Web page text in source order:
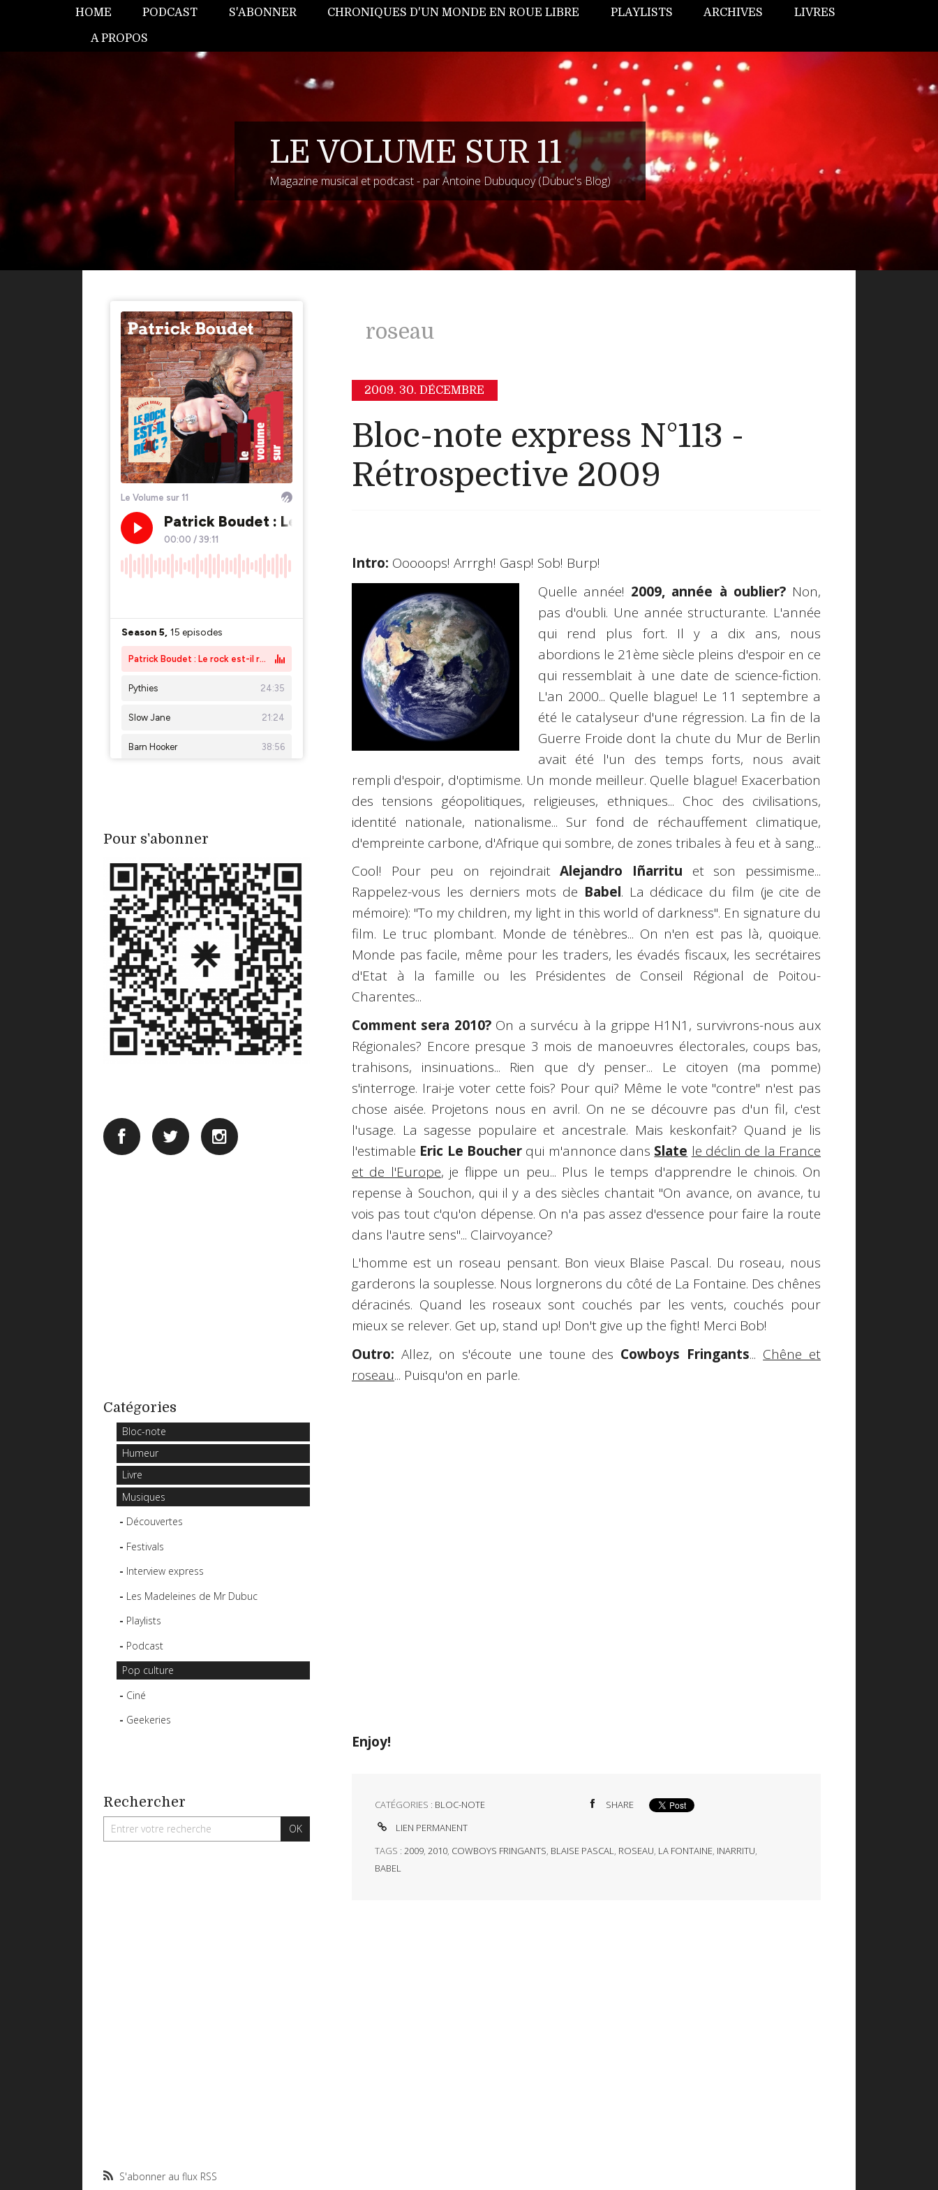
HOME PODCAST S'ABONNER CHRONIQUES D'UN MONDE EN ROUE LIBRE PLAYLISTS ARCHIVES LIVRES
A PROPOS
LE VOLUME SUR 11
Magazine musical et podcast - par Antoine Dubuquoy (Dubuc's Blog)
Pour s'abonner
Catégories
Bloc-note
Humeur
Livre
Musiques
Découvertes
Festivals
Interview express
Les Madeleines de Mr Dubuc
Playlists
Podcast
Pop culture
Ciné
Geekeries
Rechercher
S'abonner au flux RSS
roseau
2009. 30. DÉCEMBRE
Bloc-note express N°113 -
Rétrospective 2009
Intro: Ooooops! Arrrgh! Gasp! Sob! Burp!
Quelle année! 2009, année à oublier?Non,
pas d'oubli. Une année structurante. L'année
qui rend plus fort. Il y a dix ans, nous
abordions le 21ème siècle pleins d'espoir en ce
qui ressemblait à une date de science-fiction.
L'an 2000... Quelle blague! Le 11 septembre a
été le catalyseur d'une régression. La fin de la
Guerre Froide dont la chute du Mur de Berlin
avait été l'un des temps forts, nous avait
rempli d'espoir, d'optimisme. Un monde meilleur. Quelle blague! Exacerbation
des tensions géopolitiques, religieuses, ethniques... Choc des civilisations,
identité nationale, nationalisme... Sur fond de réchauffement climatique,
d'empreinte carbone, d'Afrique qui sombre, de zones tribales à feu et à sang...
Cool! Pour peu on rejoindraitAlejandro Iñarritu et son pessimisme...
Rappelez-vous les derniers mots de Babel. La dédicace du film (je cite de
mémoire): "To my children, my light in this world of darkness". En signature du
film. Le truc plombant. Monde de ténèbres... On n'en est pas là, quoique.
Monde pas facile, même pour les traders, les évadés fiscaux, les secrétaires
d'Etat à la famille ou les Présidentes de Conseil Régional de Poitou-
Charentes...
Comment sera 2010?On a survécu à la grippe H1N1, survivrons-nous aux
Régionales? Encore presque 3 mois de manoeuvres électorales, coups bas,
trahisons, insinuations... Rien que d'y penser... Le citoyen (ma pomme)
s'interroge. Irai-je voter cette fois? Pour qui? Même le vote "contre" n'est pas
chose aisée. Projetons nous en avril. On ne se découvre pas d'un fil, c'est
l'usage. La sagesse populaire et ancestrale. Mais keskonfait? Quand je lis
l'estimable Eric Le Boucher qui m'annonce dans Slate le déclin de la France
et de l'Europe, je flippe un peu... Plus le temps d'apprendre le chinois. On
repense à Souchon, qui il y a des siècles chantait "On avance, on avance, tu
vois pas tout c'qu'on dépense. On n'a pas assez d'essence pour faire la route
dans l'autre sens"... Clairvoyance?
L'homme est un roseau pensant. Bon vieux Blaise Pascal. Du roseau, nous
garderons la souplesse. Nous lorgnerons du côté de La Fontaine. Des chênes
déracinés. Quand les roseaux sont couchés par les vents, couchés pour
mieux se relever. Get up, stand up! Don't give up the fight! Merci Bob!
Outro: Allez, on s'écoute une toune des Cowboys Fringants... Chêne et
roseau... Puisqu'on en parle.
Enjoy!
CATÉGORIES : BLOC-NOTE
SHARE
LIEN PERMANENT
TAGS : 2009, 2010, COWBOYS FRINGANTS, BLAISE PASCAL, ROSEAU, LA FONTAINE, INARRITU,
BABEL